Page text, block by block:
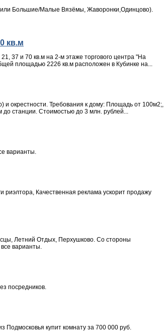
Большие/Малые Вязёмы, Жаворонки,Одинцово).
кв.м
37 и 70 кв.м на 2-м этаже торгового центра "На
площадью 2226 кв.м расположен в Кубинке на...
окрестности. Требования к дому: Площадь от 100м2;,
станции. Стоимостью до 3 млн. рублей...
варианты.
риэлтора, Качественная реклама ускорит продажу
Летний Отдых, Перхушково. Со стороны
варианты.
посредников.
Подмосковья купит комнату за 700 000 руб.